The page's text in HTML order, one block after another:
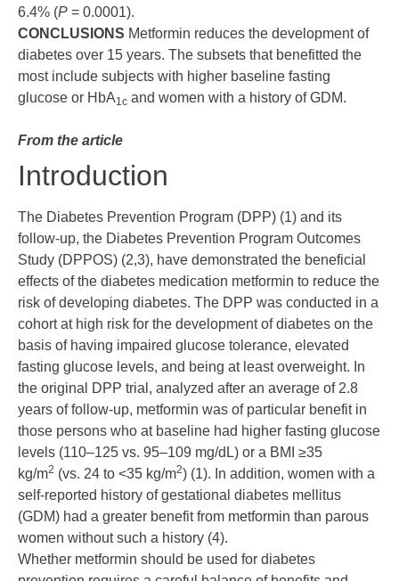
6.4% (P = 0.0001).
CONCLUSIONS Metformin reduces the development of
diabetes over 15 years. The subsets that benefitted the
most include subjects with higher baseline fasting
glucose or HbA1c and women with a history of GDM.
From the article
Introduction
The Diabetes Prevention Program (DPP) (1) and its
follow-up, the Diabetes Prevention Program Outcomes
Study (DPPOS) (2,3), have demonstrated the beneficial
effects of the diabetes medication metformin to reduce the
risk of developing diabetes. The DPP was conducted in a
cohort at high risk for the development of diabetes on the
basis of having impaired glucose tolerance, elevated
fasting glucose levels, and being at least overweight. In
the original DPP trial, analyzed after an average of 2.8
years of follow-up, metformin was of particular benefit in
those persons who at baseline had higher fasting glucose
levels (110–125 vs. 95–109 mg/dL) or a BMI ≥35
kg/m2 (vs. 24 to <35 kg/m2) (1). In addition, women with a
self-reported history of gestational diabetes mellitus
(GDM) had a greater benefit from metformin than parous
women without such a history (4).
Whether metformin should be used for diabetes